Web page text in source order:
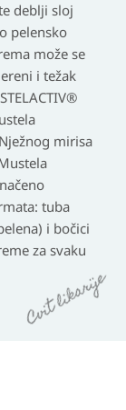
deblji sloj
pelensko
može se
i težak
mirisa
tuba
i bočici
za svaku